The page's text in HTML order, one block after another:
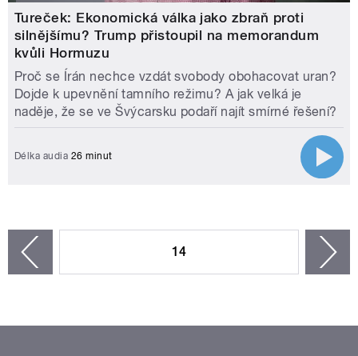
Tureček: Ekonomická válka jako zbraň proti
silnějšímu? Trump přistoupil na memorandum
kvůli Hormuzu
Proč se Írán nechce vzdát svobody obohacovat uran?
Dojde k upevnění tamního režimu? A jak velká je
naděje, že se ve Švýcarsku podaří najít smírné řešení?
Délka audia 26 minut
14